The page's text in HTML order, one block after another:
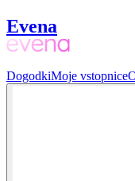
Evena
DogodkiMoje vstopnice